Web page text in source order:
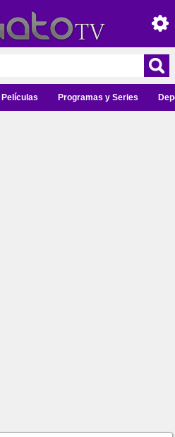
Películas Programas y Series